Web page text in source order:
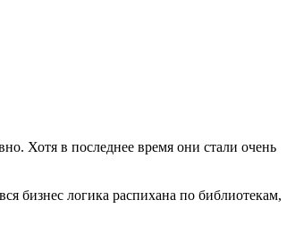
Хотя в последнее время они стали очень
бизнес логика распихана по библиотекам,